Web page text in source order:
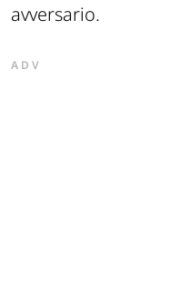
avversario.
ADV